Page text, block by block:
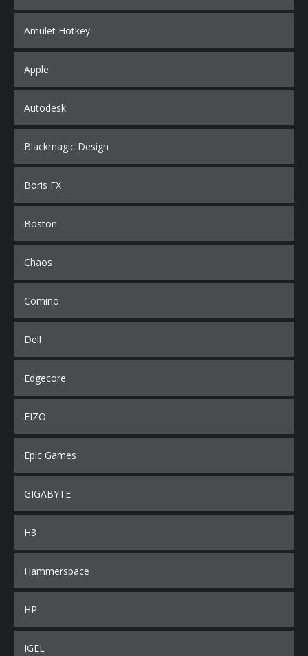
Amulet Hotkey
Apple
Autodesk
Blackmagic Design
Boris FX
Boston
Chaos
Comino
Dell
Edgecore
EIZO
Epic Games
GIGABYTE
H3
Hammerspace
HP
IGEL